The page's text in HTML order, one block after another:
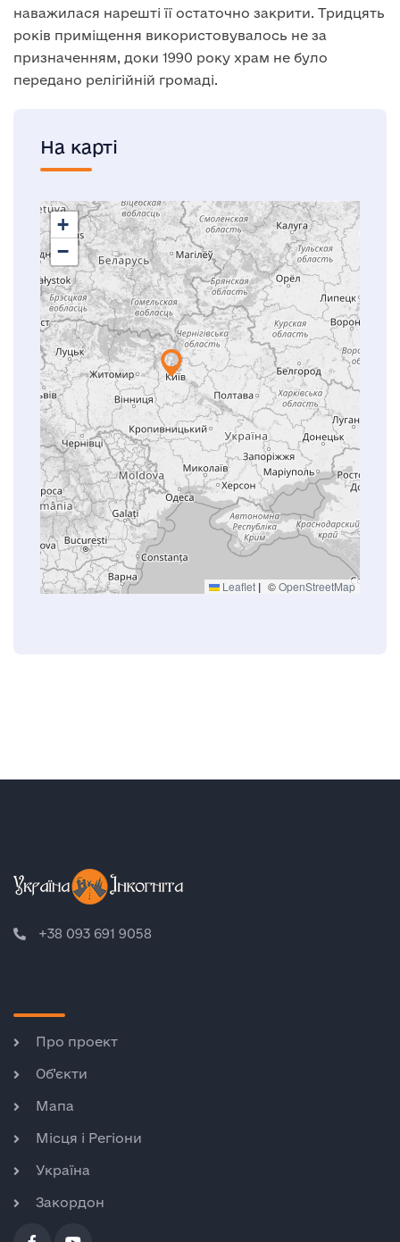
наважилася нарешті її остаточно закрити. Тридцять
років приміщення використовувалось не за
призначенням, доки 1990 року храм не було
передано релігійній громаді.
На карті
+
−
Leaflet | ©OpenStreetMap
+38 093 691 9058
Про проект
Об’єкти
Мапа
Місця і Регіони
Україна
Закордон